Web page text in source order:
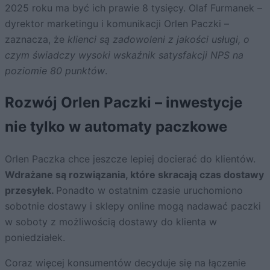
2025 roku ma być ich prawie 8 tysięcy. Olaf Furmanek –
dyrektor marketingu i komunikacji Orlen Paczki –
zaznacza, że klienci są zadowoleni z jakości usługi, o
czym świadczy wysoki wskaźnik satysfakcji NPS na
poziomie 80 punktów.
Rozwój Orlen Paczki – inwestycje
nie tylko w automaty paczkowe
Orlen Paczka chce jeszcze lepiej docierać do klientów.
Wdrażane są rozwiązania, które skracają czas dostawy
przesyłek. Ponadto w ostatnim czasie uruchomiono
sobotnie dostawy i sklepy online mogą nadawać paczki
w soboty z możliwością dostawy do klienta w
poniedziałek.
Coraz więcej konsumentów decyduje się na łączenie